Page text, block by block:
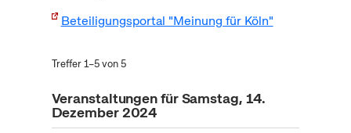
Beteiligungsportal "Meinung für Köln"
Treffer 1–5 von 5
Veranstaltungen für Samstag, 14.
Dezember 2024